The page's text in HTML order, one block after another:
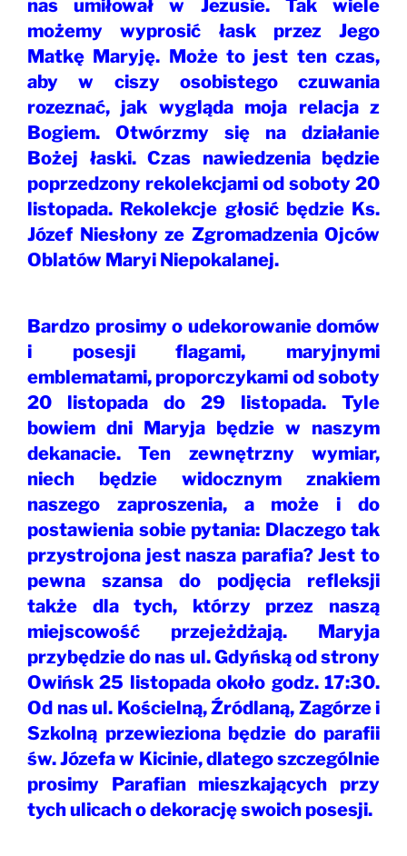
nas umiłował w Jezusie. Tak wiele
możemy wyprosić łask przez Jego
Matkę Maryję. Może to jest ten czas,
aby w ciszy osobistego czuwania
rozeznać, jak wygląda moja relacja z
Bogiem. Otwórzmy się na działanie
Bożej łaski. Czas nawiedzenia będzie
poprzedzony rekolekcjami od soboty 20
listopada. Rekolekcje głosić będzie Ks.
Józef Niesłony ze Zgromadzenia Ojców
Oblatów Maryi Niepokalanej.
Bardzo prosimy o udekorowanie domów
i posesji flagami, maryjnymi
emblematami, proporczykami od soboty
20 listopada do 29 listopada. Tyle
bowiem dni Maryja będzie w naszym
dekanacie. Ten zewnętrzny wymiar,
niech będzie widocznym znakiem
naszego zaproszenia, a może i do
postawienia sobie pytania: Dlaczego tak
przystrojona jest nasza parafia? Jest to
pewna szansa do podjęcia refleksji
także dla tych, którzy przez naszą
miejscowość przejeżdżają. Maryja
przybędzie do nas ul. Gdyńską od strony
Owińsk 25 listopada około godz. 17:30.
Od nas ul. Kościelną, Źródlaną, Zagórze i
Szkolną przewieziona będzie do parafii
św. Józefa w Kicinie, dlatego szczególnie
prosimy Parafian mieszkających przy
tych ulicach o dekorację swoich posesji.